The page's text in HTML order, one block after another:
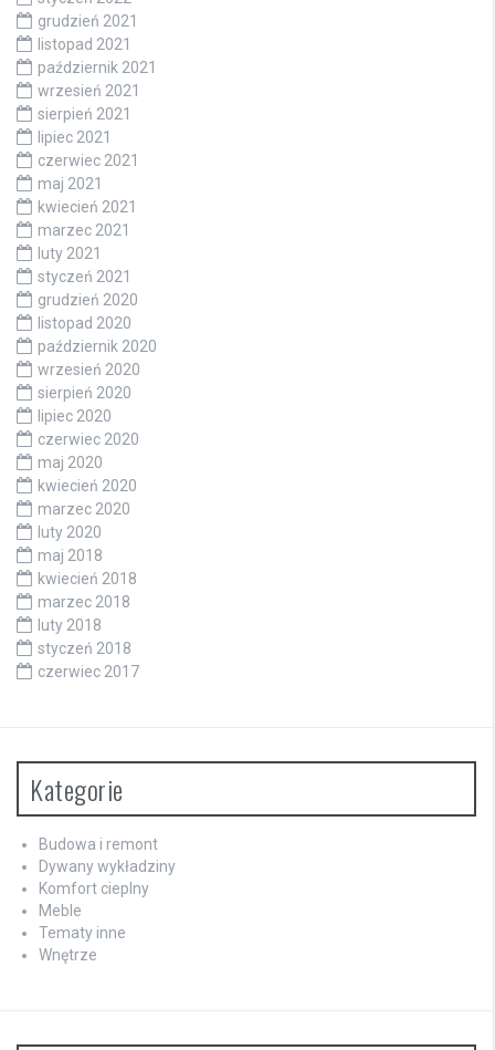
grudzień 2021
listopad 2021
październik 2021
wrzesień 2021
sierpień 2021
lipiec 2021
czerwiec 2021
maj 2021
kwiecień 2021
marzec 2021
luty 2021
styczeń 2021
grudzień 2020
listopad 2020
październik 2020
wrzesień 2020
sierpień 2020
lipiec 2020
czerwiec 2020
maj 2020
kwiecień 2020
marzec 2020
luty 2020
maj 2018
kwiecień 2018
marzec 2018
luty 2018
styczeń 2018
czerwiec 2017
Kategorie
Budowa i remont
Dywany wykładziny
Komfort cieplny
Meble
Tematy inne
Wnętrze